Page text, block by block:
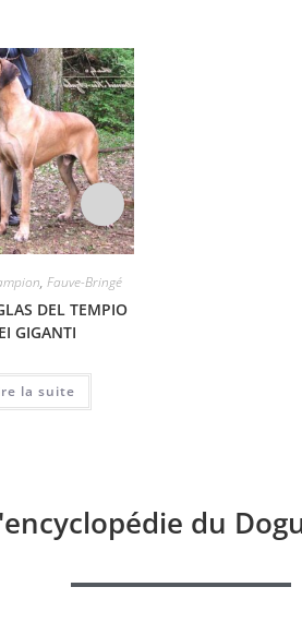
,Fauve-Bringé
DEL TEMPIO
GIGANTI
la suite
du